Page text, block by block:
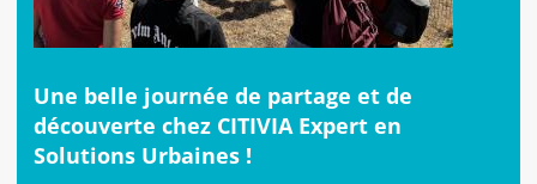
Une belle journée de partage et de
découverte chez CITIVIA Expert en
Solutions Urbaines !